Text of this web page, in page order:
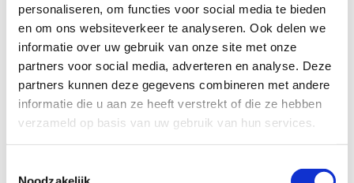
personaliseren, om functies voor social media te bieden
en om ons websiteverkeer te analyseren. Ook delen we
informatie over uw gebruik van onze site met onze
partners voor social media, adverteren en analyse. Deze
partners kunnen deze gegevens combineren met andere
informatie die u aan ze heeft verstrekt of die ze hebben
verzameld op basis van uw gebruik van hun services.
Jarenlange ervaring
in transport
gevaarlijke stoffen